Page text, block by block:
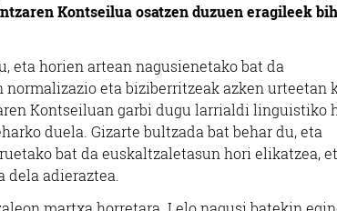
Kontseilua osatzen duzuen eragileek
eta horien artean nagusienetako bat da
eta biziberritzeak azken urteetan
Kontseiluan garbi dugu larrialdi linguistiko
duela. Gizarte bultzada bat behar du, eta
bat da euskaltzaletasun hori elikatzea,
adieraztea.